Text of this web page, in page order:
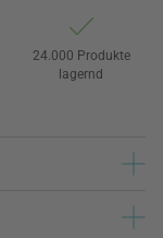
24.000 Produkte
lagernd